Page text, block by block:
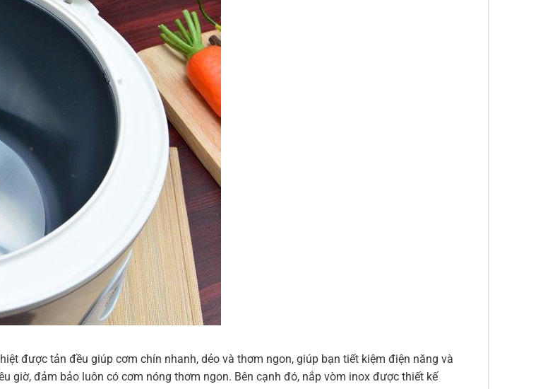
được tản đều giúp cơm chín nhanh, dẻo và thơm ngon, giúp bạn tiết kiệm điện năng và
giờ, đảm bảo luôn có cơm nóng thơm ngon. Bên cạnh đó, nắp vòm inox được thiết kế